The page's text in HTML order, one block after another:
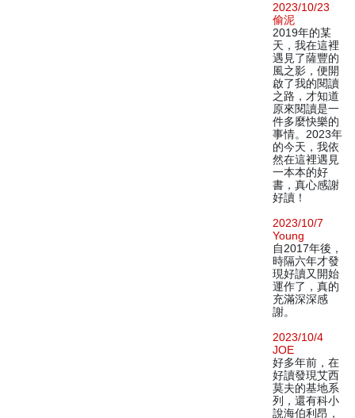
2023/10/23
偷泥
2019年的某
天，我在這裡
遇見了薩豐的
風之影，便開
啟了我的閱讀
之路，才知道
原來閱讀是一
件多麼快樂的
事情。2023年
的今天，我依
然在這裡遇見
一本本的好
書，真心感謝
好讀！
2023/10/7
Young
自2017年後，
時隔六年才發
現好讀又開始
運作了，真的
充滿深深感
謝。
2023/10/4
JOE
好多年前，在
好讀發現艾西
莫夫的基地系
列，還有科小
說海伯利昂，